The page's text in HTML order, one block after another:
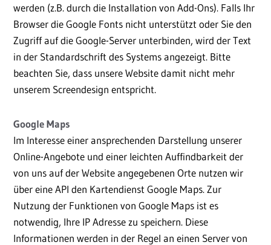
werden (z.B. durch die Installation von Add-Ons). Falls Ihr
Browser die Google Fonts nicht unterstützt oder Sie den
Zugriff auf die Google-Server unterbinden, wird der Text
in der Standardschrift des Systems angezeigt. Bitte
beachten Sie, dass unsere Website damit nicht mehr
unserem Screendesign entspricht.
Google Maps
Im Interesse einer ansprechenden Darstellung unserer
Online-Angebote und einer leichten Auffindbarkeit der
von uns auf der Website angegebenen Orte nutzen wir
über eine API den Kartendienst Google Maps. Zur
Nutzung der Funktionen von Google Maps ist es
notwendig, Ihre IP Adresse zu speichern. Diese
Informationen werden in der Regel an einen Server von